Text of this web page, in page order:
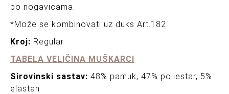
po nogavicama.
*Može se kombinovati uz duks Art.182
Kroj: Regular
TABELA VELIČINA MUŠKARCI
Sirovinski sastav: 48% pamuk, 47% poliestar, 5%
elastan